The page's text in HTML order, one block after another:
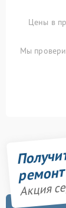
Цены в
Мы
ремонт
Акция